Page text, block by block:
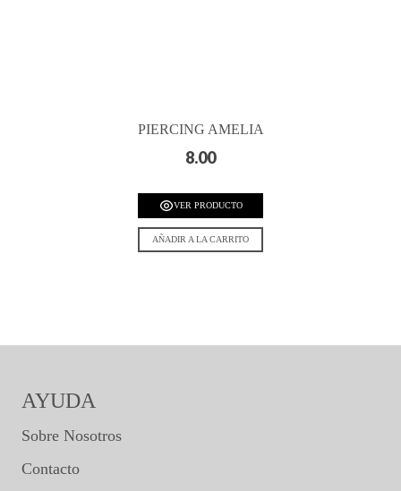
PIERCING AMELIA
8.00
VER PRODUCTO
AÑADIR A LA CARRITO
AYUDA
Sobre Nosotros
Contacto